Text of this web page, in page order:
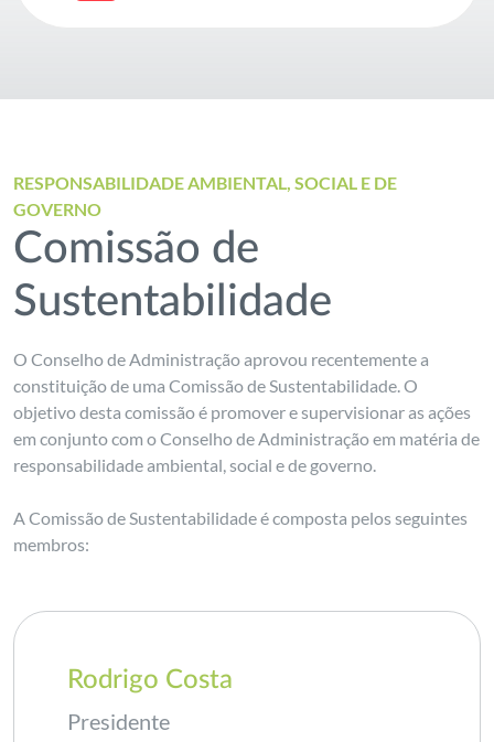
RESPONSABILIDADE AMBIENTAL, SOCIAL E DE
GOVERNO
Comissão de
Sustentabilidade
O Conselho de Administração aprovou recentemente a
constituição de uma Comissão de Sustentabilidade. O
objetivo desta comissão é promover e supervisionar as ações
em conjunto com o Conselho de Administração em matéria de
responsabilidade ambiental, social e de governo.
A Comissão de Sustentabilidade é composta pelos seguintes
membros:
Rodrigo Costa
Presidente